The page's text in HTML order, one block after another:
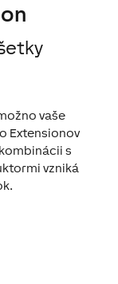
vaše
Extensionov
s
vzniká